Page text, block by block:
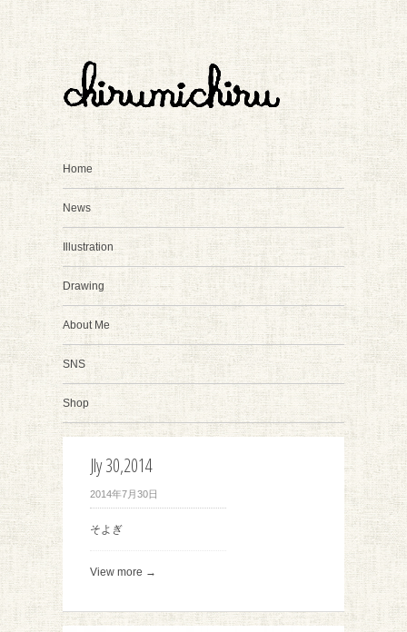
Home
News
Illustration
Drawing
About Me
SNS
Shop
Jly 30,2014
2014年7月30日
そよぎ
View more →